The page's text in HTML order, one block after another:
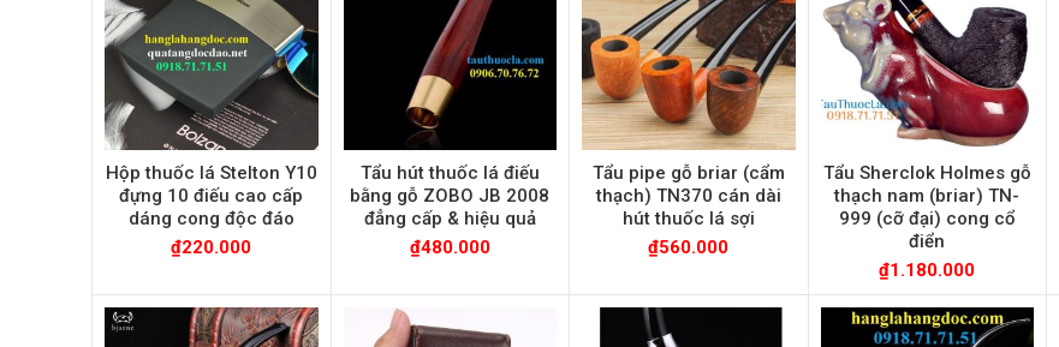
Hộp thuốc lá Stelton Y10
đựng 10 điếu cao cấp
dáng cong độc đáo
₫220.000
Tẩu hút thuốc lá điếu
bằng gỗ ZOBO JB 2008
đẳng cấp & hiệu quả
₫480.000
Tẩu pipe gỗ briar (cẩm
thạch) TN370 cán dài
hút thuốc lá sợi
₫560.000
Tẩu Sherclok Holmes gỗ
thạch nam (briar) TN-
999 (cỡ đại) cong cổ
điển
₫1.180.000